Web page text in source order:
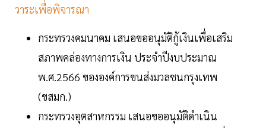
วาระเพื่อพิจารณา
กระทรวงคมนาคม เสนอขออนุมัติกู้เงินเพื่อเสริม
สภาพคล่องทางการเงิน ประจำปีงบประมาณ
พ.ศ.2566 ขององค์การขนส่งมวลชนกรุงเทพ
(ขสมก.)
กระทรวงอุตสาหกรรม เสนอขออนุมัติดำเนิน